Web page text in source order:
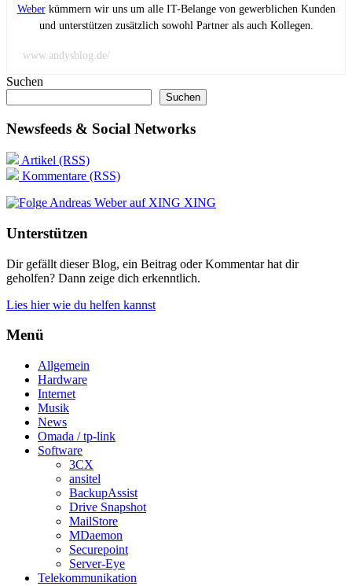
Weberkümmern wir uns um alle IT-Belange von gewerblichen Kunden
und unterstützen zusätzlich sowohl Partner als auch Kollegen.
www.andysblog.de/
Suchen
Suchen
Newsfeeds & Social Networks
Artikel (RSS)
Kommentare (RSS)
XING
Unterstützen
Dir gefällt dieser Blog, ein Beitrag oder Kommentar hat dir
geholfen? Dann zeige dich erkenntlich.
Lies hier wie du helfen kannst
Menü
Allgemein
Hardware
Internet
Musik
News
Omada / tp-link
Software
3CX
ansitel
BackupAssist
Drive Snapshot
MailStore
MDaemon
Securepoint
Server-Eye
Telekommunikation